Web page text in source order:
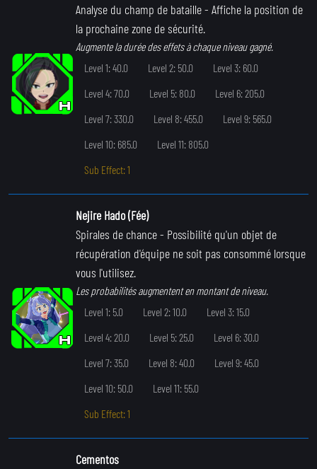
Analyse du champ de bataille- Affiche la position de
la prochaine zone de sécurité.
Augmente la durée des effets à chaque niveau gagné.
Level 1: 40.0
Level 2: 50.0
Level 3: 60.0
Level 4: 70.0
Level 5: 80.0
Level 6: 205.0
Level 7: 330.0
Level 8: 455.0
Level 9: 565.0
Level 10: 685.0
Level 11: 805.0
Sub Effect: 1
Nejire Hado (Fée)
Spirales de chance- Possibilité qu'un objet de
récupération d'équipe ne soit pas consommé lorsque
vous l'utilisez.
Les probabilités augmentent en montant de niveau.
Level 1: 5.0
Level 2: 10.0
Level 3: 15.0
Level 4: 20.0
Level 5: 25.0
Level 6: 30.0
Level 7: 35.0
Level 8: 40.0
Level 9: 45.0
Level 10: 50.0
Level 11: 55.0
Sub Effect: 1
Cementos